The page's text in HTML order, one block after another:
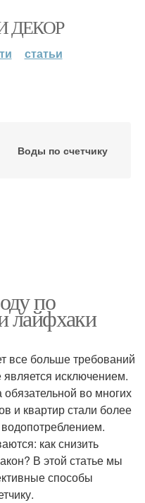
ДЕКОР
статьи
Воды по счетчику
по
лайфхаки
все больше требований
исключением.
обязательной во многих
и квартир стали более
как снизить
В этой статье мы
способы